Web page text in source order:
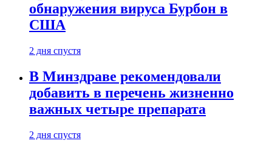
обнаружения вируса Бурбон в
США
2 дня спустя
В Минздраве рекомендовали
добавить в перечень жизненно
важных четыре препарата
2 дня спустя